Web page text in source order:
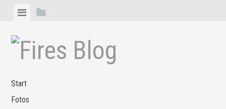
Zum
springen
MenüSeitenleiste
Start
Fotos